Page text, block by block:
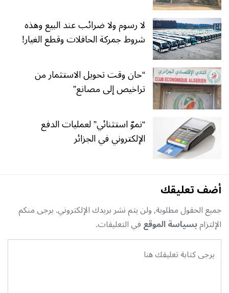
لا رسوم ولا ضرائب عند البيع وهذه
شروط جمركة الحافلات وقطع الغيار!
“حان وقت تحويل الاستثمار من
تراخيص إلى مصانع”
“نموّ استثنائي” لعمليات الدفع
الإلكتروني في الجزائر
أضف تعليقك
جميع الحقول مطلوبة, ولن يتم نشر بريدك الإلكتروني. يرجى منكم
الإلتزامبسياسة الموقعفي التعليقات.